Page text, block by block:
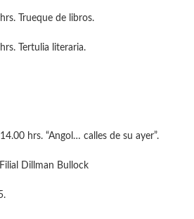
Trueque de libros.
Tertulia literaria.
hrs. “Angol… calles de su ayer”.
Dillman Bullock